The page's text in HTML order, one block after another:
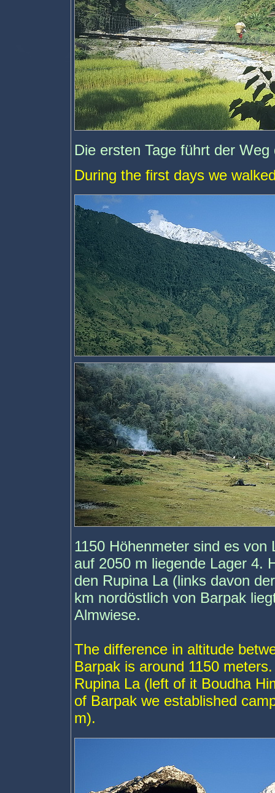
Die ersten Tage führt der
During the first days we
1150 Höhenmeter sind es
auf 2050 m liegende Lager 4.
den Rupina La (links davon
km nordöstlich von Barpak
Almwiese.
The difference in altitude
Barpak is around 1150
Rupina La (left of it Boudha
of Barpak we established
m).